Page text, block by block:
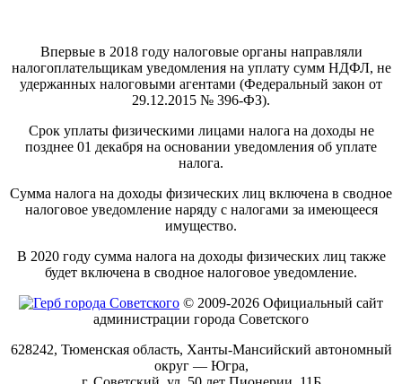
Впервые в 2018 году налоговые органы направляли
налогоплательщикам уведомления на уплату сумм НДФЛ, не
удержанных налоговыми агентами (Федеральный закон от
29.12.2015 № 396-ФЗ).
Срок уплаты физическими лицами налога на доходы не
позднее 01 декабря на основании уведомления об уплате
налога.
Сумма налога на доходы физических лиц включена в сводное
налоговое уведомление наряду с налогами за имеющееся
имущество.
В 2020 году сумма налога на доходы физических лиц также
будет включена в сводное налоговое уведомление.
© 2009-2026 Официальный сайт
администрации города Советского
628242, Тюменская область, Ханты-Мансийский автономный
округ — Югра,